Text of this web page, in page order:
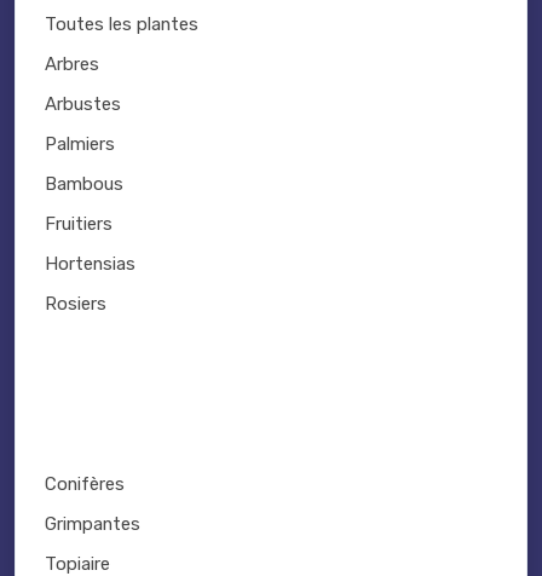
Toutes les plantes
Arbres
Arbustes
Palmiers
Bambous
Fruitiers
Hortensias
Rosiers
Conifères
Grimpantes
Topiaire